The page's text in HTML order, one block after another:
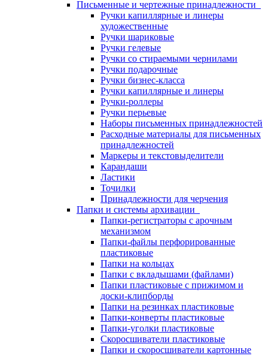
Письменные и чертежные принадлежности
Ручки капиллярные и линеры
художественные
Ручки шариковые
Ручки гелевые
Ручки со стираемыми чернилами
Ручки подарочные
Ручки бизнес-класса
Ручки капиллярные и линеры
Ручки-роллеры
Ручки перьевые
Наборы письменных принадлежностей
Расходные материалы для письменных
принадлежностей
Маркеры и текстовыделители
Карандаши
Ластики
Точилки
Принадлежности для черчения
Папки и системы архивации
Папки-регистраторы с арочным
механизмом
Папки-файлы перфорированные
пластиковые
Папки на кольцах
Папки с вкладышами (файлами)
Папки пластиковые с прижимом и
доски-клипборды
Папки на резинках пластиковые
Папки-конверты пластиковые
Папки-уголки пластиковые
Скоросшиватели пластиковые
Папки и скоросшиватели картонные